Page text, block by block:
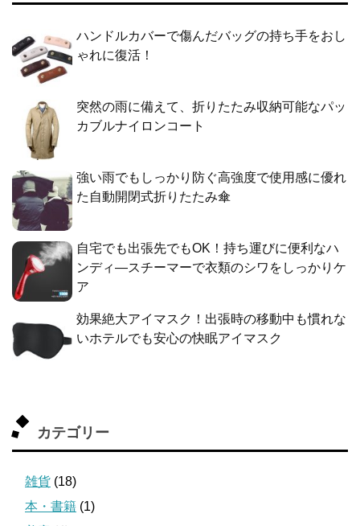
ハンドルカバーで傷んだバッグの持ち手をおし
ゃれに復活！
突然の雨に備えて、折りたたみ収納可能なパッ
カブルナイロンコート
強い雨でもしっかり防ぐ高強度で使用感に優れ
た自動開閉式折りたたみ傘
自宅でも出張先でもOK！持ち運びに便利なハ
ンディ―スチーマーで衣類のシワをしっかりケ
ア
効果絶大アイマスク！出張時の移動中も慣れな
いホテルでも安心の快眠アイマスク
カテゴリー
雑貨 (18)
本・書籍 (1)